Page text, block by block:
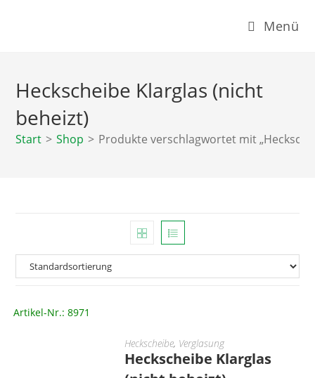
Menü
Heckscheibe Klarglas (nicht
beheizt)
Start > Shop > Produkte verschlagwortet mit
Artikel-Nr.: 8971
Heckscheibe, Verglasung
Heckscheibe Klarglas